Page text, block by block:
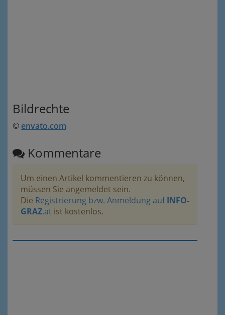
Bildrechte
© envato.com
Kommentare
Um einen Artikel kommentieren zu können,
müssen Sie angemeldet sein.
Die Registrierung bzw. Anmeldung aufINFO-
GRAZ.at ist kostenlos.